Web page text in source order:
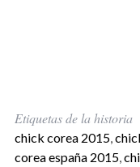
Etiquetas de la historia
chick corea 2015,
corea españa 2015,